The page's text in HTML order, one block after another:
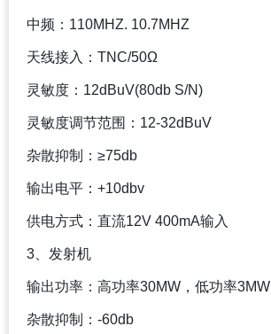
中频：110MHZ. 10.7MHZ
天线接入：TNC/50Ω
灵敏度：12dBuV(80db S/N)
灵敏度调节范围：12-32dBuV
杂散抑制：≥75db
输出电平：+10dbv
供电方式：直流12V 400mA输入
3 、发射机
输出功率：高功率30MW，低功率3MW
杂散抑制：-60db